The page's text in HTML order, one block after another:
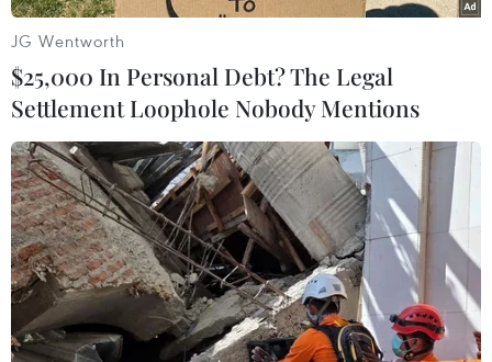
Zimbabwe: Xe buýt đâm trực diện xe tải
JG Wentworth
$25,000 In Personal Debt? The Legal
Settlement Loophole Nobody Mentions